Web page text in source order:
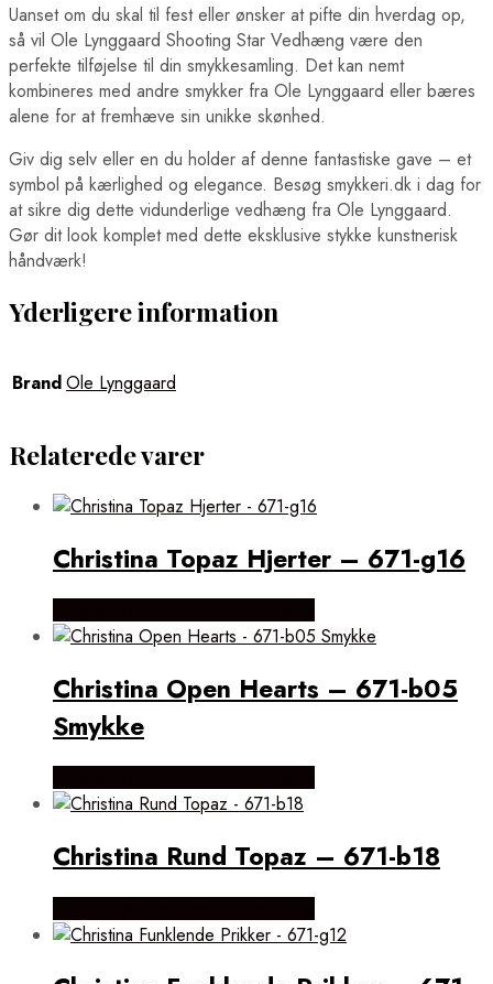
Uanset om du skal til fest eller ønsker at pifte din hverdag op,
så vil Ole Lynggaard Shooting Star Vedhæng være den
perfekte tilføjelse til din smykkesamling. Det kan nemt
kombineres med andre smykker fra Ole Lynggaard eller bæres
alene for at fremhæve sin unikke skønhed.
Giv dig selv eller en du holder af denne fantastiske gave – et
symbol på kærlighed og elegance. Besøg smykkeri.dk i dag for
at sikre dig dette vidunderlige vedhæng fra Ole Lynggaard.
Gør dit look komplet med dette eksklusive stykke kunstnerisk
håndværk!
Yderligere information
BrandOle Lynggaard
Relaterede varer
Christina Topaz Hjerter – 671-g16
Christina Open Hearts – 671-b05
Smykke
Christina Rund Topaz – 671-b18